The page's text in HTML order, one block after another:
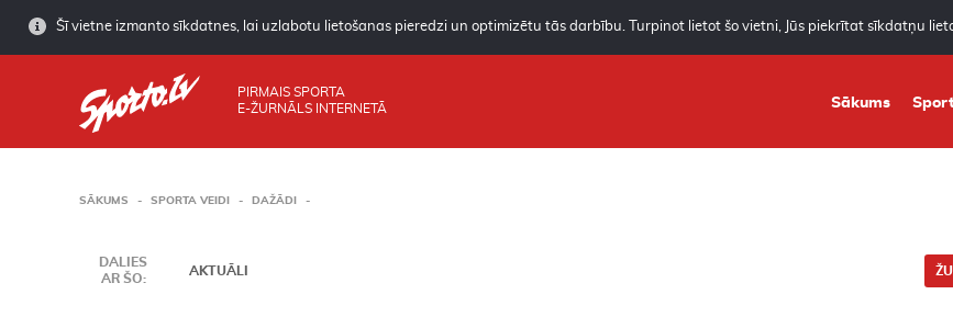
Šī vietne izmanto sīkdatnes, lai uzlabotu lietošanas pieredzi un optimizētu tās darbību. Turpinot lietot šo vietni, Jūs piekrītat sīkdatņu
PIRMAIS SPORTA
E-ŽURNĀLS INTERNETĀ
Sākums
SĀKUMS SPORTA VEIDI DAŽĀDI
DALIES
AR ŠO:
AKTUĀLI